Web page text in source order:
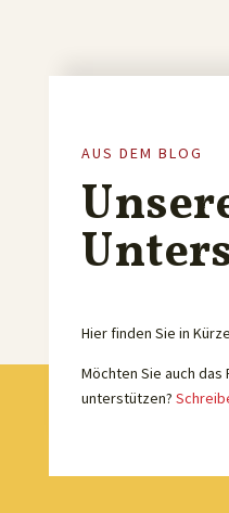
AUS DEM BLOG
Hier finden Sie in
Möchten Sie auch
unterstützen?